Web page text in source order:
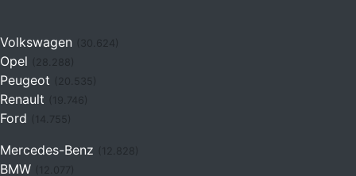
Volkswagen (30.624)
Opel
Peugeot
Renault (19.746)
Ford (14.755)
Mercedes-Benz
BMW